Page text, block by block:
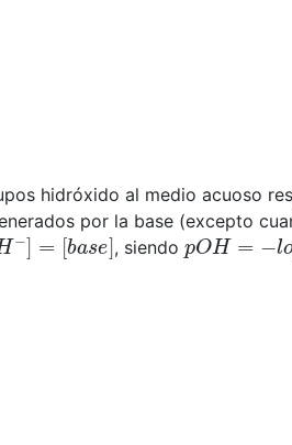
hidróxido al medio acuoso
por la base (excepto
−]=[ba se], siendopOH=− log